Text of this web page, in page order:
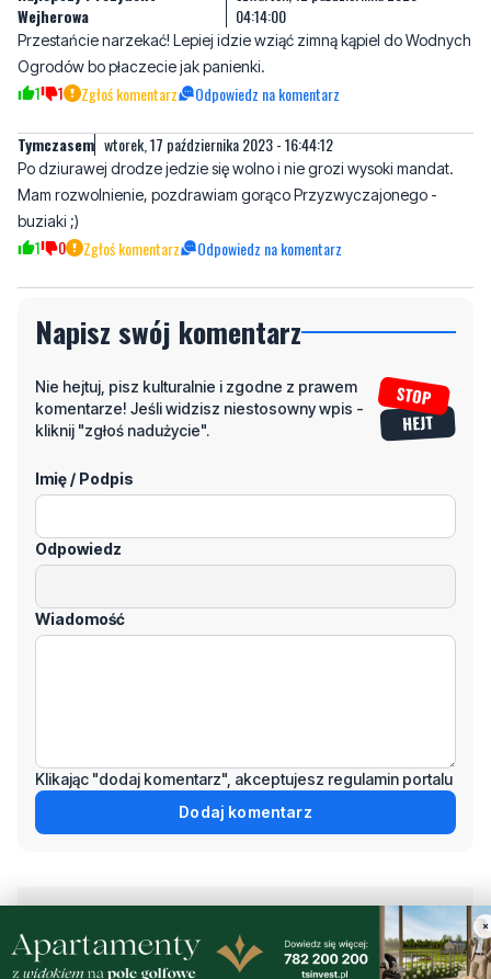
1 1 Zgłoś komentarz Odpowiedz na komentarz
Tymczasem wtorek, 17 października 2023 - 16:44:12
Po dziurawej drodze jedzie się wolno i nie grozi wysoki mandat.
buziaki ;)
1 0 Zgłoś komentarz Odpowiedz na komentarz
Napisz swój komentarz
komentarze! Jeśli widzisz niestosowny wpis -
kliknij "zgłoś nadużycie".
Imię / Podpis
Odpowiedz
Wiadomość
Czytaj również
×